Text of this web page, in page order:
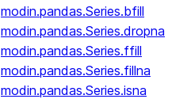
modin.pandas.Series.bfill
modin.pandas.Series.dropna
modin.pandas.Series.ffill
modin.pandas.Series.fillna
modin.pandas.Series.isna